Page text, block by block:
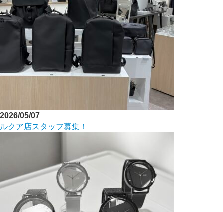
2026/05/07
ルクア店スタッフ募集！